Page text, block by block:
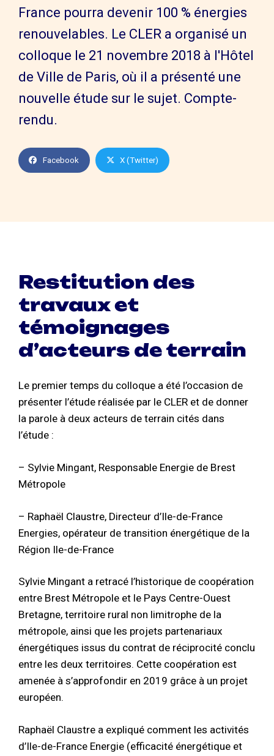
France pourra devenir 100 % énergies
renouvelables. Le CLER a organisé un
colloque le 21 novembre 2018 à l'Hôtel
de Ville de Paris, où il a présenté une
nouvelle étude sur le sujet. Compte-
rendu.
Facebook X (Twitter)
Restitution des
travaux et
témoignages
d’acteurs de terrain
Le premier temps du colloque a été l’occasion de
présenter l’étude réalisée par le CLER et de donner
la parole à deux acteurs de terrain cités dans
l’étude :
– Sylvie Mingant, Responsable Energie de Brest
Métropole
– Raphaël Claustre, Directeur d’Ile-de-France
Energies, opérateur de transition énergétique de la
Région Ile-de-France
Sylvie Mingant a retracé l’historique de coopération
entre Brest Métropole et le Pays Centre-Ouest
Bretagne, territoire rural non limitrophe de la
métropole, ainsi que les projets partenariaux
énergétiques issus du contrat de réciprocité conclu
entre les deux territoires. Cette coopération est
amenée à s’approfondir en 2019 grâce à un projet
européen.
Raphaël Claustre a expliqué comment les activités
d’Ile-de-France Energie (efficacité énergétique et